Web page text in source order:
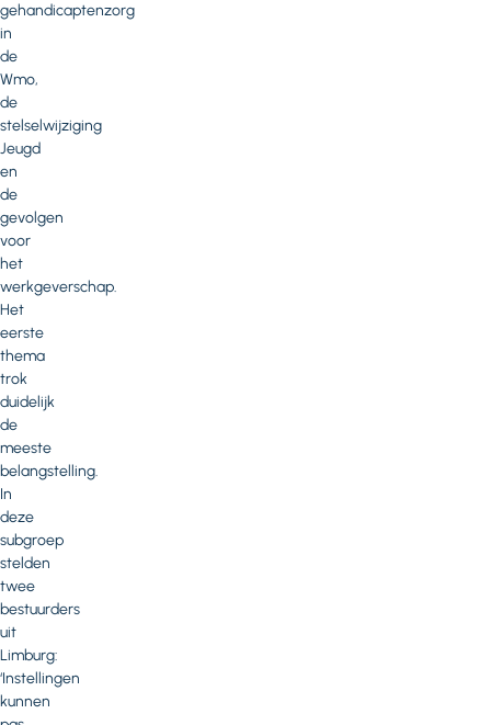
gehandicaptenzorg
in
de
Wmo,
de
stelselwijziging
Jeugd
en
de
gevolgen
voor
het
werkgeverschap.
Het
eerste
thema
trok
duidelijk
de
meeste
belangstelling.
In
deze
subgroep
stelden
twee
bestuurders
uit
Limburg:
‘Instellingen
kunnen